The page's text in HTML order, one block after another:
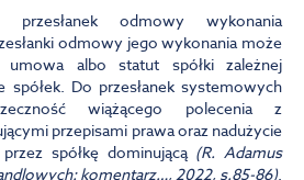
przesłanek odmowy wykonania
odmowy jego wykonania może
umowa albo statut spółki zależnej
spółek. Do przesłanek systemowych
wiążącego polecenia z
przepisami prawa oraz nadużycie
spółkę dominującą (R. Adamus
komentarz…, 2022, s.85-86).